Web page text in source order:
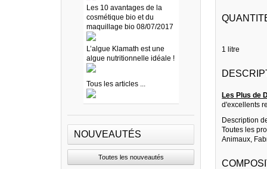
Les 10 avantages de la
cosmétique bio et du
maquillage bio 08/07/2017
L’algue Klamath est une
algue nutritionnelle idéale !
Tous les articles ...
NOUVEAUTÉS
Toutes les nouveautés
1 litre
Les Plus de
d'excellents
Description
Toutes les
Animaux,